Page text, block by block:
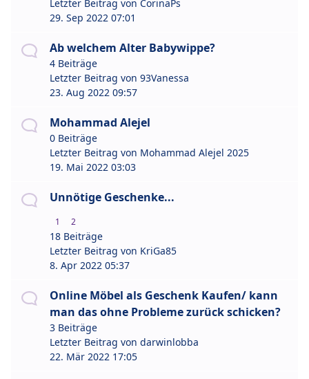
Letzter Beitrag von CorinaPs
29. Sep 2022 07:01
Ab welchem Alter Babywippe?
4 Beiträge
Letzter Beitrag von 93Vanessa
23. Aug 2022 09:57
Mohammad Alejel
0 Beiträge
Letzter Beitrag von Mohammad Alejel 2025
19. Mai 2022 03:03
Unnötige Geschenke...
1 2
18 Beiträge
Letzter Beitrag von KriGa85
8. Apr 2022 05:37
Online Möbel als Geschenk Kaufen/ kann
man das ohne Probleme zurück schicken?
3 Beiträge
Letzter Beitrag von darwinlobba
22. Mär 2022 17:05